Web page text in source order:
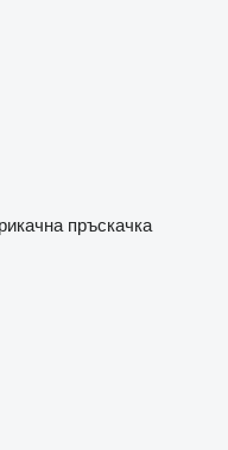
пръскачка